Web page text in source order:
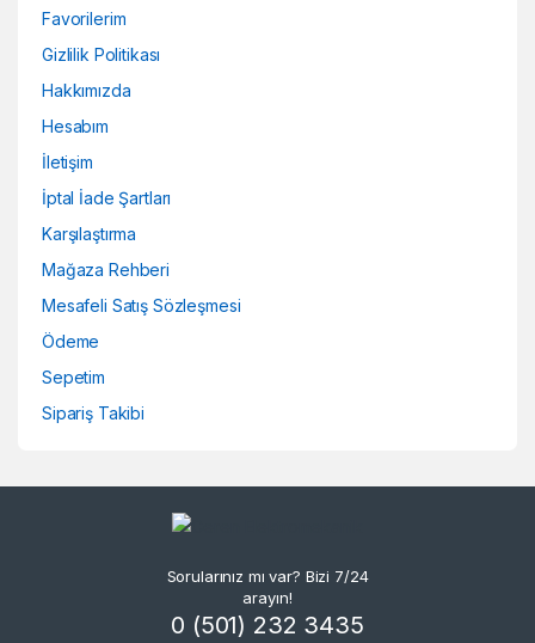
Favorilerim
Gizlilik Politikası
Hakkımızda
Hesabım
İletişim
İptal İade Şartları
Karşılaştırma
Mağaza Rehberi
Mesafeli Satış Sözleşmesi
Ödeme
Sepetim
Sipariş Takibi
Sorularınız mı var? Bizi 7/24
arayın!
0 (501) 232 3435